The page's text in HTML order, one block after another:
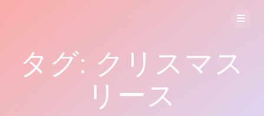
ツ
へ
ス
キ
タグ: クリスマス
リース